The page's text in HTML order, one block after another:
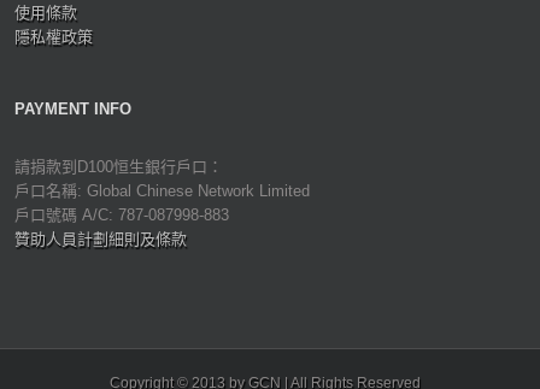
使用條款
隱私權政策
PAYMENT INFO
請捐款到D100恒生銀行戶口：
戶口名稱: Global Chinese Network Limited
戶口號碼 A/C: 787-087998-883
贊助人員計劃細則及條款
Copyright © 2013 by GCN | All Rights Reserved